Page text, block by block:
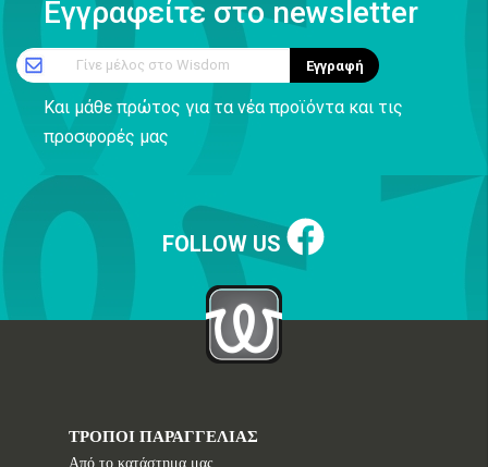
Εγγραφείτε στο newsletter
Γίνε μέλος στο Wisdom Εγγραφή
Και μάθε πρώτος για τα νέα προϊόντα και τις
προσφορές μας
FOLLOW US
ΤΡΟΠΟΙ ΠΑΡΑΓΓΕΛΙΑΣ
Από το κατάστημα μας